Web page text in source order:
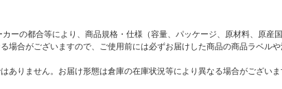
ーの都合等により、商品規格・仕様（容量、パッケージ、原材料、原産
合がございますので、ご使用前には必ずお届けした商品の商品ラベル
りません。お届け形態は倉庫の在庫状況等により異なる場合がございま